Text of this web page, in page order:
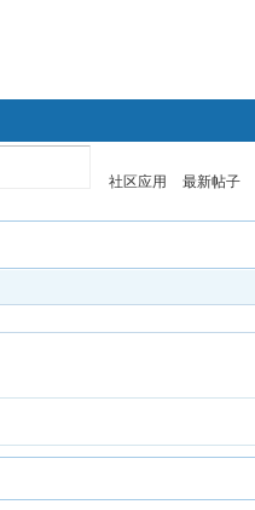
社区应用 最新帖子